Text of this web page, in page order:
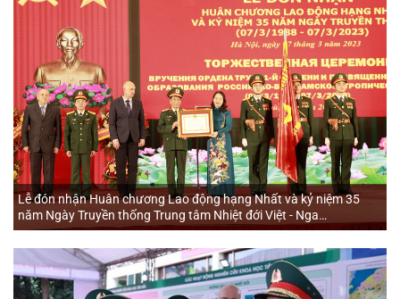
Lễ đón nhận Huân chương Lao động hạng Nhất và kỷ niệm 35
năm Ngày Truyền thống Trung tâm Nhiệt đới Việt - Nga
(07/3/1988 - 07/3/2023)